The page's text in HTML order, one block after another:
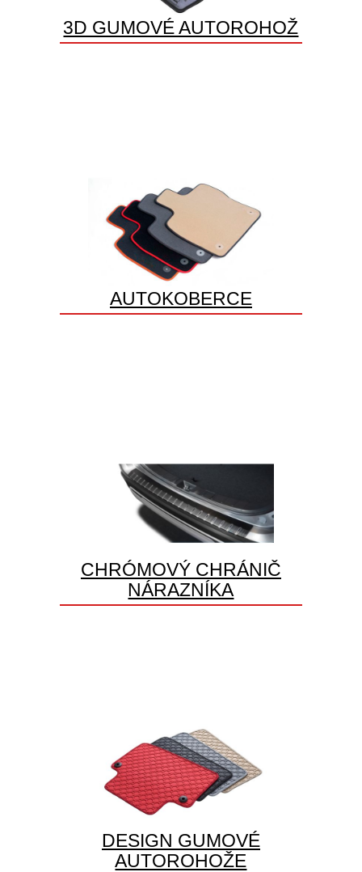
3D GUMOVÉ AUTOROHOŽ
AUTOKOBERCE
CHRÓMOVÝ CHRÁNIČ
NÁRAZNÍKA
DESIGN GUMOVÉ
AUTOROHOŽE